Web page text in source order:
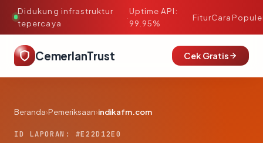
Didukung infrastruktur
tepercaya
·
Uptime API:
99.95%
FiturCara
CemerlanTrust Cek Gratis
Beranda›Pemeriksaan›indikafm.com
ID LAPORAN: #E22D12E0